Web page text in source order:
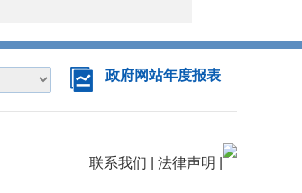
政府网站年度报表
联系我们 法律声明